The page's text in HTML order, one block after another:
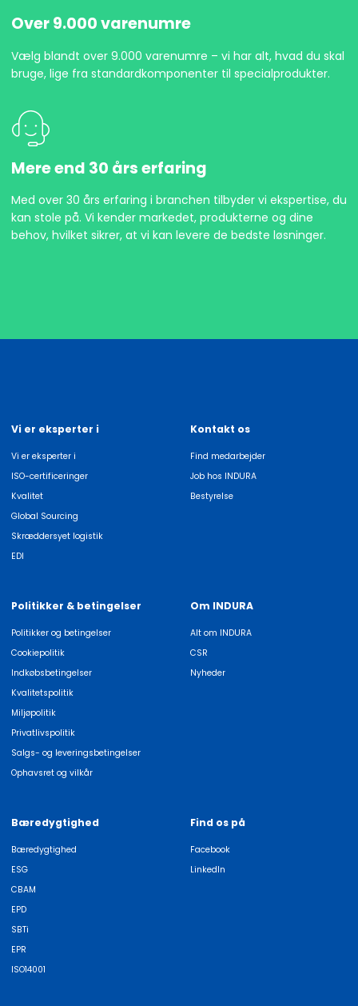
Over 9.000 varenumre
Vælg blandt over 9.000 varenumre – vi har alt, hvad du skal
bruge, lige fra standardkomponenter til specialprodukter.
Mere end 30 års erfaring
Med over 30 års erfaring i branchen tilbyder vi ekspertise, du
kan stole på. Vi kender markedet, produkterne og dine
behov, hvilket sikrer, at vi kan levere de bedste løsninger.
Vi er eksperter i
Vi er eksperter i
ISO-certificeringer
Kvalitet
Global Sourcing
Skræddersyet logistik
EDI
Kontakt os
Find medarbejder
Job hos INDURA
Bestyrelse
Politikker & betingelser
Politikker og betingelser
Cookiepolitik
Indkøbsbetingelser
Kvalitetspolitik
Miljøpolitik
Privatlivspolitik
Salgs- og leveringsbetingelser
Ophavsret og vilkår
Om INDURA
Alt om INDURA
CSR
Nyheder
Bæredygtighed
Bæredygtighed
ESG
CBAM
EPD
SBTi
EPR
ISO14001
Find os på
Facebook
LinkedIn